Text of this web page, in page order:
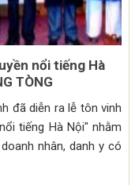
nổi tiếng Hà
TÒNG
đã diễn ra lễ tôn vinh
tiếng Hà Nội" nhằm
nhân, danh y có